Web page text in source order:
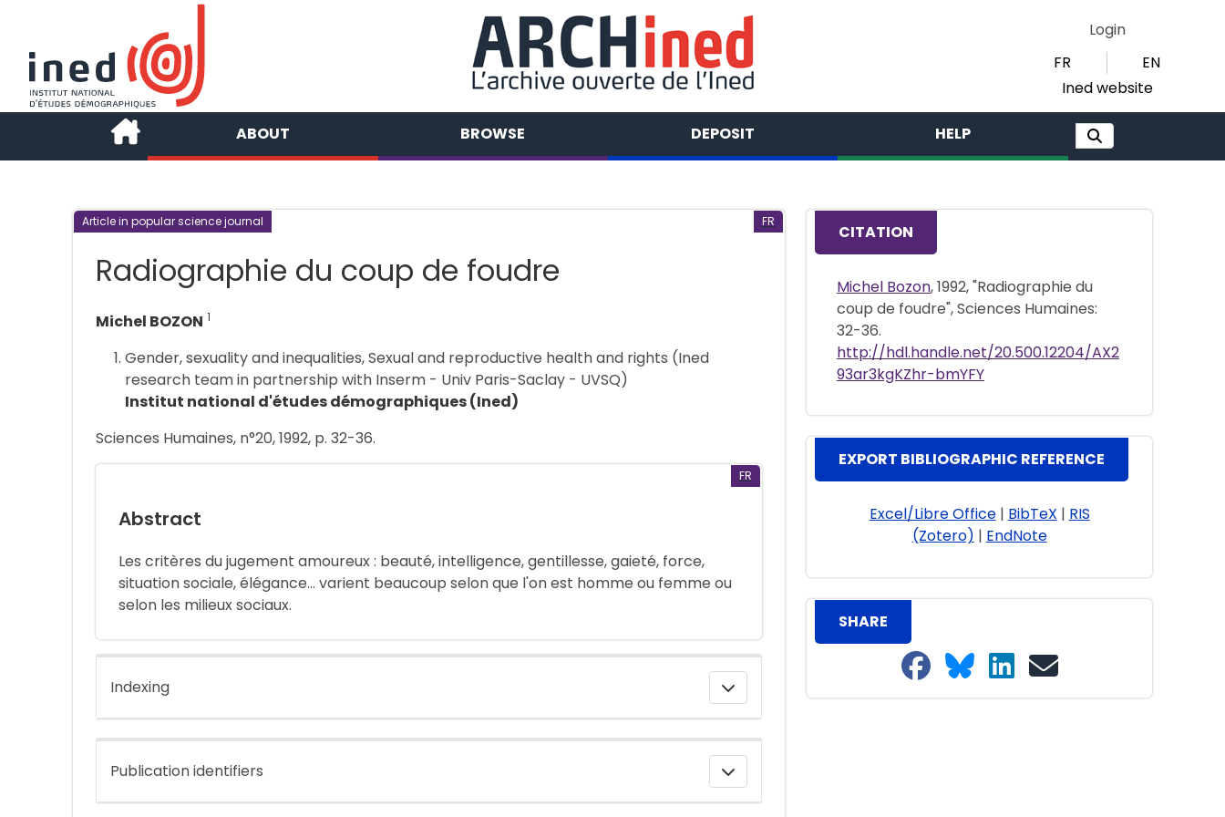
Login
FR
EN
Ined website
ABOUT BROWSE DEPOSIT HELP
Article in popular science journal FR
Radiographie du coup de foudre
Michel BOZON 1
Gender, sexuality and inequalities, Sexual and reproductive health and rights (Ined
research team in partnership with Inserm - Univ Paris-Saclay - UVSQ)
Institut national d'études démographiques (Ined)
Sciences Humaines, n°20, 1992, p. 32-36.
FR
Abstract
Les critères du jugement amoureux : beauté, intelligence, gentillesse, gaieté, force,
situation sociale, élégance... varient beaucoup selon que l'on est homme ou femme ou
selon les milieux sociaux.
Indexing
Publication identifiers
CITATION
Michel Bozon, 1992, "Radiographie du
coup de foudre", Sciences Humaines:
32-36.
http://hdl.handle.net/20.500.12204/AX2
93ar3kgKZhr-bmYFY
EXPORT BIBLIOGRAPHIC REFERENCE
Excel/Libre Office| BibTeX | RIS
(Zotero) | EndNote
SHARE
Share on Facebook
Share on Bluesky
Share on LinkedIn
Share on email